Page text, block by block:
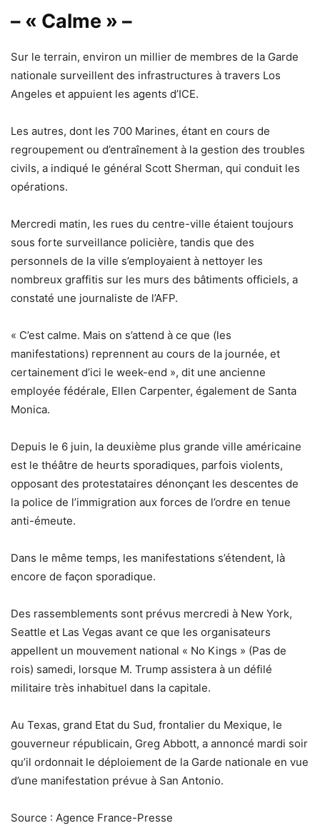
– « Calme » –
Sur le terrain, environ un millier de membres de la Garde
nationale surveillent des infrastructures à travers Los
Angeles et appuient les agents d’ICE.
Les autres, dont les 700 Marines, étant en cours de
regroupement ou d’entraînement à la gestion des troubles
civils, a indiqué le général Scott Sherman, qui conduit les
opérations.
Mercredi matin, les rues du centre-ville étaient toujours
sous forte surveillance policière, tandis que des
personnels de la ville s’employaient à nettoyer les
nombreux graffitis sur les murs des bâtiments officiels, a
constaté une journaliste de l’AFP.
« C’est calme. Mais on s’attend à ce que (les
manifestations) reprennent au cours de la journée, et
certainement d’ici le week-end », dit une ancienne
employée fédérale, Ellen Carpenter, également de Santa
Monica.
Depuis le 6 juin, la deuxième plus grande ville américaine
est le théâtre de heurts sporadiques, parfois violents,
opposant des protestataires dénonçant les descentes de
la police de l’immigration aux forces de l’ordre en tenue
anti-émeute.
Dans le même temps, les manifestations s’étendent, là
encore de façon sporadique.
Des rassemblements sont prévus mercredi à New York,
Seattle et Las Vegas avant ce que les organisateurs
appellent un mouvement national « No Kings » (Pas de
rois) samedi, lorsque M. Trump assistera à un défilé
militaire très inhabituel dans la capitale.
Au Texas, grand Etat du Sud, frontalier du Mexique, le
gouverneur républicain, Greg Abbott, a annoncé mardi soir
qu’il ordonnait le déploiement de la Garde nationale en vue
d’une manifestation prévue à San Antonio.
Source : Agence France-Presse